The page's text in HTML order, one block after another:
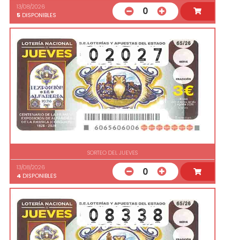
13/08/2026
5 DISPONIBLES 0
SORTEO DEL JUEVES
13/08/2026
4 DISPONIBLES 0